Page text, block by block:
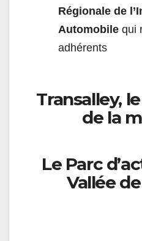
Régionale de
Automobile qui
adhérents
Transalley,
de la
Le Parc
Vallée